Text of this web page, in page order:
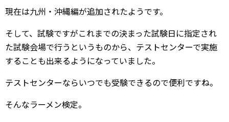
現在は九州・沖縄編が追加されたようです。
そして、試験ですがこれまでの決まった試験日に指定され
た試験会場で行うというものから、テストセンターで実施
することも出来るようになっていました。
テストセンターならいつでも受験できるので便利ですね。
そんなラーメン検定。